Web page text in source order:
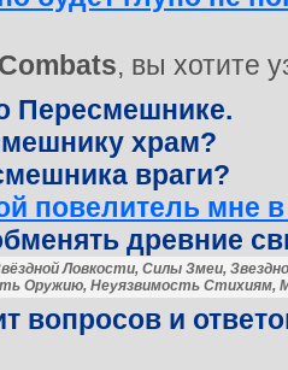
, вы хотите
Пересмешнике.
храм?
враги?
повелитель мне
древние
Ловкости, Силы Змеи,
Оружию, Неуязвимость Стихиям,
вопросов и